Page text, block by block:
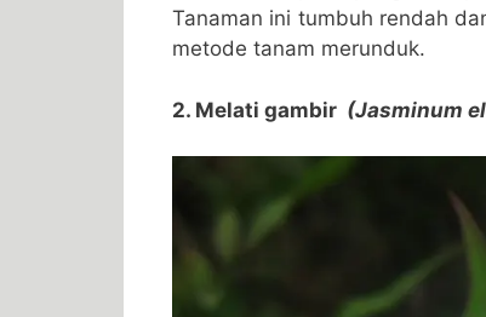
Tanaman ini tumbuh rendah
metode tanam merunduk.
2. Melati gambir (Jasminum